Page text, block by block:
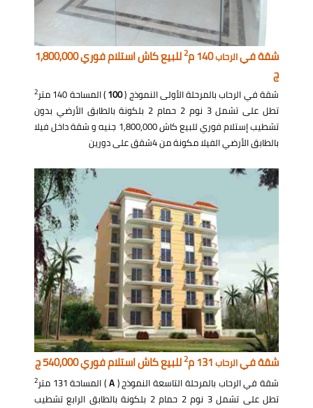
شقة فيالرحاب140 م 2
للبيع كاش استلام فوري 1,800,000
ج
شقة في الرحاب بالمرحلة الأولى النموذج (100) المساحة 140 متر 2
تطل على تشمل 3 نوم 2 حمام 2 بلكونة بالطابق الأرضي بدون
تشطيب إستلام فوري للبيع كاش 1,800,000 جنيه و شقة داخل فيلا
بالطابق الأرضي الفيلا مكونة من 4شقق على دورين
شقة فيالرحاب 2للبيع كاش استلام فوري 540,000 ج
شقة في الرحاب بالمرحلة التاسعة النموذج (A) المساحة 131 متر 2
تطل على تشمل 3 نوم 2 حمام 2 بلكونة بالطابق الرابع تشطيب